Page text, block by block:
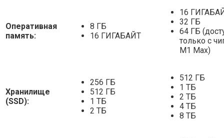
Оперативная
память:
8 ГБ
16 ГИГАБАЙТ
16
32 ГБ
64 ГБ
только с
M1 Max)
Хранилище
(SSD):
256 ГБ
512 ГБ
1 ТБ
2 ТБ
512 ГБ
1 ТБ
2 ТБ
4 ТБ
8 ТБ